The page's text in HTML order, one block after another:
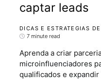
captar leads
DICAS E ESTRATEGIAS
7 minute read
Aprenda a criar
microinfluenciadores
qualificados e